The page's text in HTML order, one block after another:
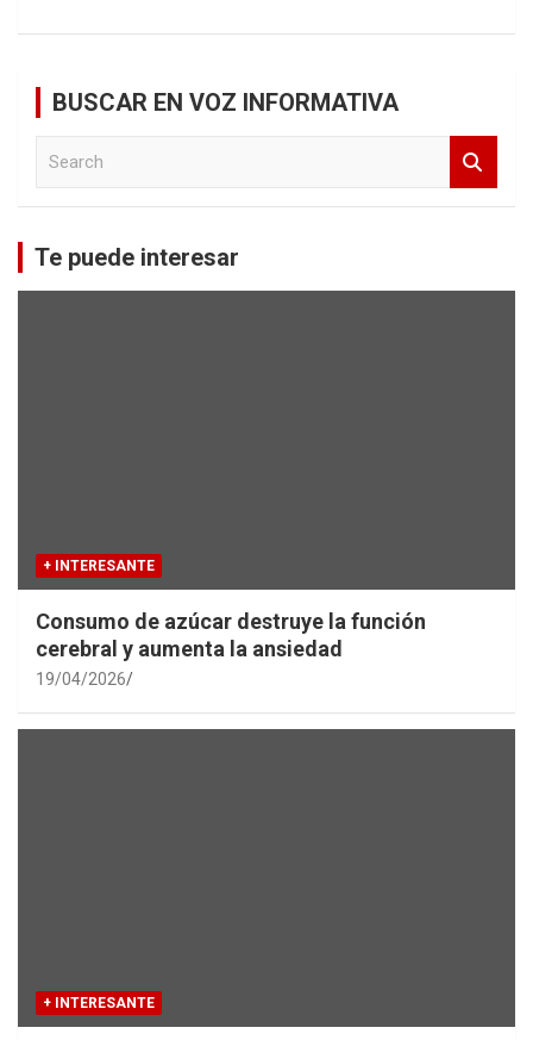
BUSCAR EN VOZ INFORMATIVA
c
h
Te puede interesar
+ INTERESANTE
Consumo de azúcar destruye la función
cerebral y aumenta la ansiedad
19/04/2026
+ INTERESANTE